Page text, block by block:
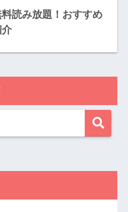
読み放題！おすすめ